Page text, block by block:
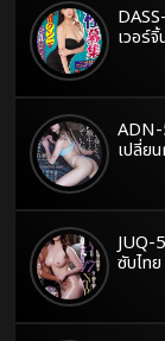
เวอร์
เปลี่ย
JUQ-
ซับไทย